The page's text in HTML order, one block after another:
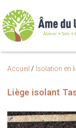
Accueil / Isolation en
Liège isolant